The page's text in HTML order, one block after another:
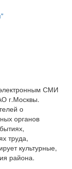
СМИ
г.Москвы.
о
органов
труда,
культурные,
района.